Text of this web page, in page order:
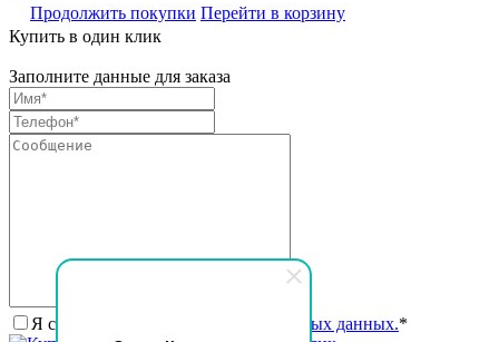
Продолжить покупки Перейти в корзину
Купить в один клик
Заполните данные для заказа
Я согласен на обработку персональных данных.*